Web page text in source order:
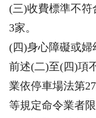
(三)收費標準不
3家。
(四)身心障礙或婦
前述(二)至(四)項
業依停車場法第
等規定命令業者